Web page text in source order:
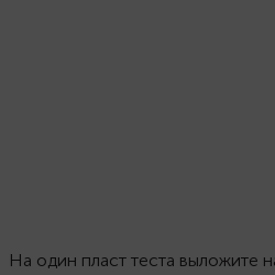
На один пласт теста выложите